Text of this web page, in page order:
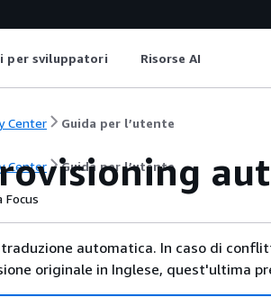
per sviluppatori Risorse AI
Center Guida per l’utente
Center Guida per l’utente
Focus
automatica. In caso di
originale in Inglese, quest'ultima